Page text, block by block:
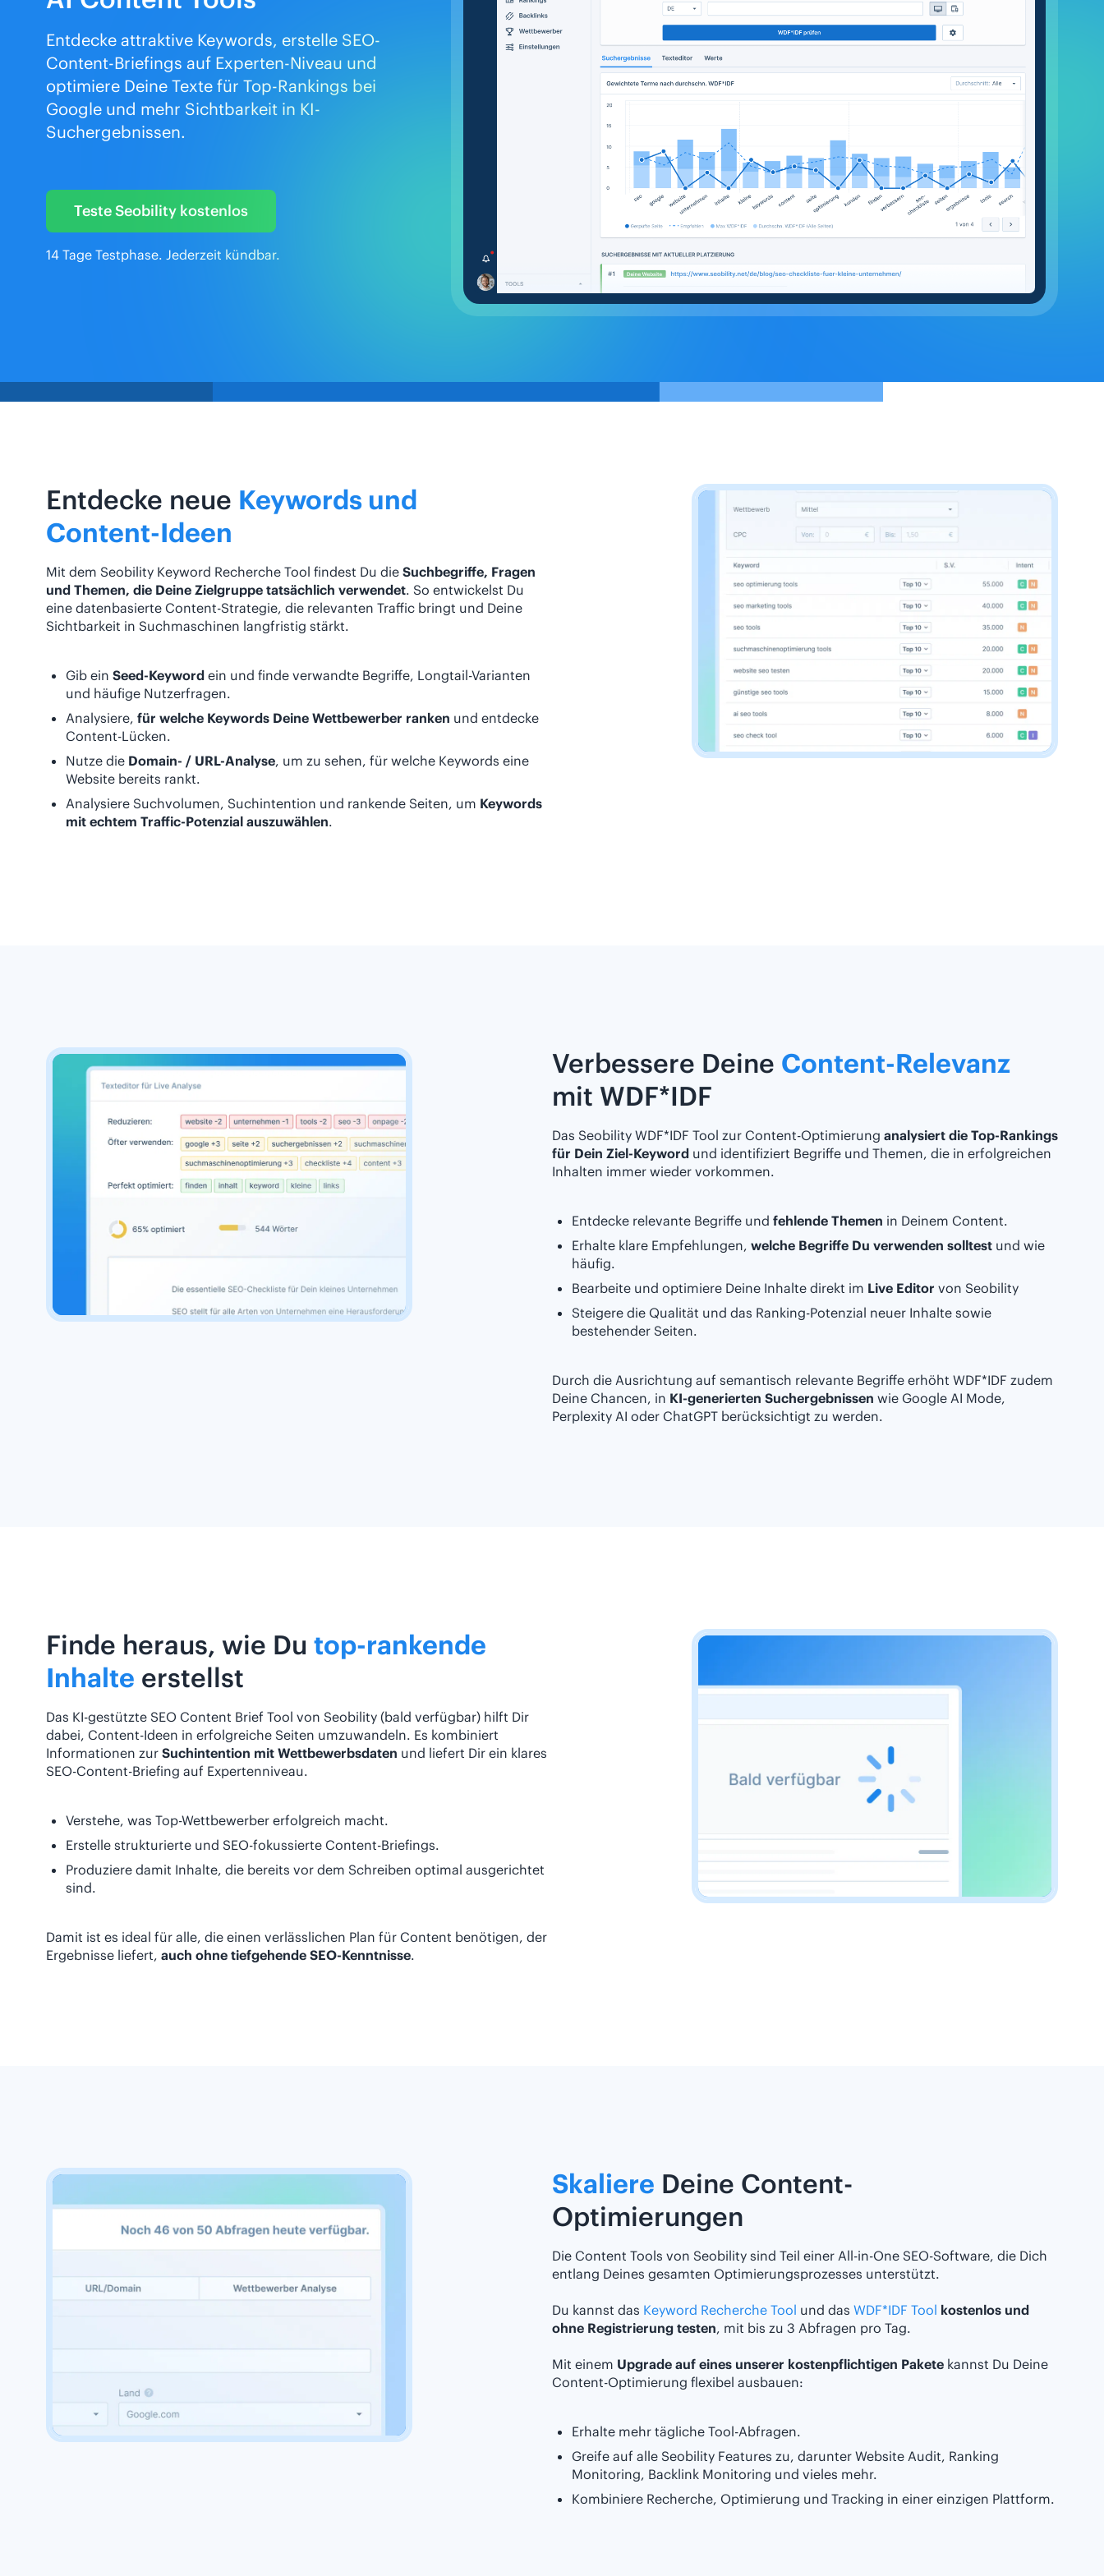
Entdecke attraktive Keywords, erstelle SEO-
Content-Briefings auf Experten-Niveau und
optimiere Deine Texte für Top-Rankings bei
Google und mehr Sichtbarkeit in KI-
Suchergebnissen.
Teste Seobility kostenlos
14 Tage Testphase. Jederzeit kündbar.
Entdecke neue Keywords und
Content-Ideen
Mit dem Seobility Keyword Recherche Tool findest Du die Suchbegriffe, Fragen
und Themen, die Deine Zielgruppe tatsächlich verwendet. So entwickelst Du
eine datenbasierte Content-Strategie, die relevanten Traffic bringt und Deine
Sichtbarkeit in Suchmaschinen langfristig stärkt.
Gib ein Seed-Keyword ein und finde verwandte Begriffe, Longtail-Varianten
und häufige Nutzerfragen.
Analysiere, für welche Keywords Deine Wettbewerber ranken und entdecke
Content-Lücken.
Nutze die Domain- / URL-Analyse, um zu sehen, für welche Keywords eine
Website bereits rankt.
Analysiere Suchvolumen, Suchintention und rankende Seiten, um Keywords
mit echtem Traffic-Potenzial auszuwählen.
Verbessere Deine Content-Relevanz
mit WDF*IDF
Das Seobility WDF*IDF Tool zur Content-Optimierung analysiert die Top-Rankings
für Dein Ziel-Keyword und identifiziert Begriffe und Themen, die in erfolgreichen
Inhalten immer wieder vorkommen.
Entdecke relevante Begriffe und fehlende Themen in Deinem Content.
Erhalte klare Empfehlungen, welche Begriffe Du verwenden solltest und wie
häufig.
Bearbeite und optimiere Deine Inhalte direkt im Live Editor von Seobility
Steigere die Qualität und das Ranking-Potenzial neuer Inhalte sowie
bestehender Seiten.
Durch die Ausrichtung auf semantisch relevante Begriffe erhöht WDF*IDF zudem
Deine Chancen, in KI-generierten Suchergebnissen wie Google AI Mode,
Perplexity AI oder ChatGPT berücksichtigt zu werden.
Finde heraus, wie Du top-rankende
Inhalte erstellst
Das KI-gestützte SEO Content Brief Tool von Seobility (bald verfügbar) hilft Dir
dabei, Content-Ideen in erfolgreiche Seiten umzuwandeln. Es kombiniert
Informationen zur Suchintention mit Wettbewerbsdaten und liefert Dir ein klares
SEO-Content-Briefing auf Expertenniveau.
Verstehe, was Top-Wettbewerber erfolgreich macht.
Erstelle strukturierte und SEO-fokussierte Content-Briefings.
Produziere damit Inhalte, die bereits vor dem Schreiben optimal ausgerichtet
sind.
Damit ist es ideal für alle, die einen verlässlichen Plan für Content benötigen, der
Ergebnisse liefert, auch ohne tiefgehende SEO-Kenntnisse.
Skaliere Deine Content-
Optimierungen
Die Content Tools von Seobility sind Teil einer All-in-One SEO-Software, die Dich
entlang Deines gesamten Optimierungsprozesses unterstützt.
Du kannst das Keyword Recherche Tool und das WDF*IDF Tool kostenlos und
ohne Registrierung testen, mit bis zu 3 Abfragen pro Tag.
Mit einem Upgrade auf eines unserer kostenpflichtigen Pakete kannst Du Deine
Content-Optimierung flexibel ausbauen:
Erhalte mehr tägliche Tool-Abfragen.
Greife auf alle Seobility Features zu, darunter Website Audit, Ranking
Monitoring, Backlink Monitoring und vieles mehr.
Kombiniere Recherche, Optimierung und Tracking in einer einzigen Plattform.